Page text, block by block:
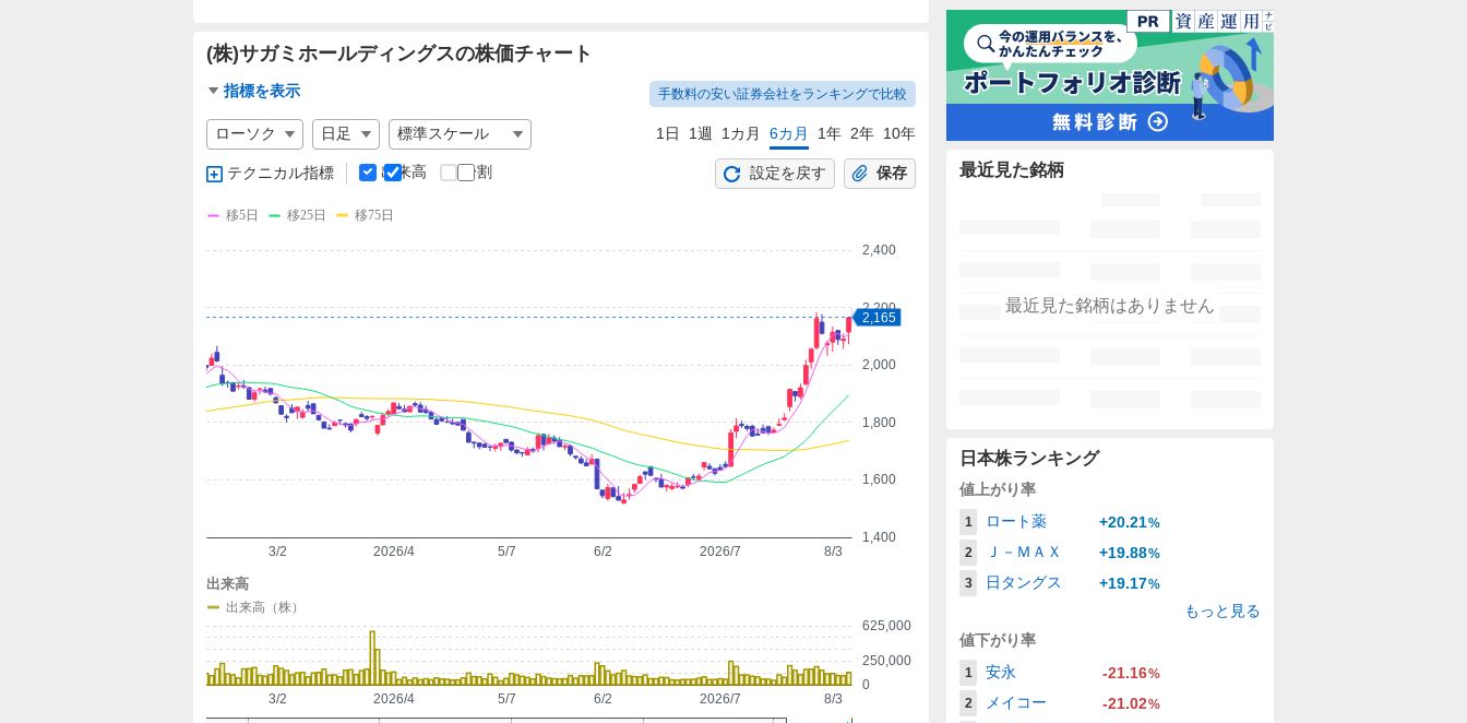
(株)サガミホールディングスの株価チャート
チ
ャ
ー
ト
指
標
手数料の安い証券会社をランキングで比較
指標を表示
チ
ャ
ー
の
定
1日 1週 1カ月 6カ月 1年 2年 10年
テクニカル指標 出来高 分割 設定を戻す 保存
1,400
1,600
1,800
2,000
2,200
2,400
2026/4 2026/7
3/2 5/7 6/2 8/3
2,165
移5日 移25日 移75日
0
250,000
625,000
2026/4 2026/7
3/2 5/7 6/2 8/3
出来高
出来高（株）
最近見た銘柄
最近見た銘柄はありません
日本株ランキング
値上がり率
1 ロート薬 +20.21%
2
Ｊ－ＭＡＸ +19.88%
3
日タングス +19.17%
もっと見る
値下がり率
1 安永 -21.16%
2
メイコー -21.02%